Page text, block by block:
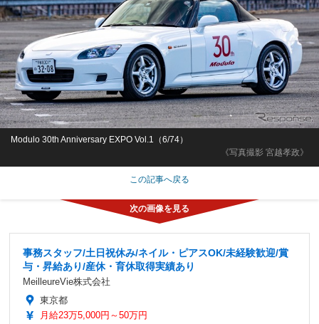
《写真撮影 宮越孝政》
Modulo 30th Anniversary EXPO Vol.1（6/74）
この記事へ戻る
事務スタッフ/土日祝休み/ネイル・ピアスOK/未経験歓迎/賞
与・昇給あり/産休・育休取得実績あり
MeilleureVie株式会社
東京都
月給23万5,000円～50万円